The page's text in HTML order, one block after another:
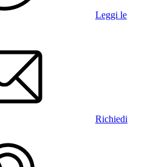
Leggi le
Richiedi